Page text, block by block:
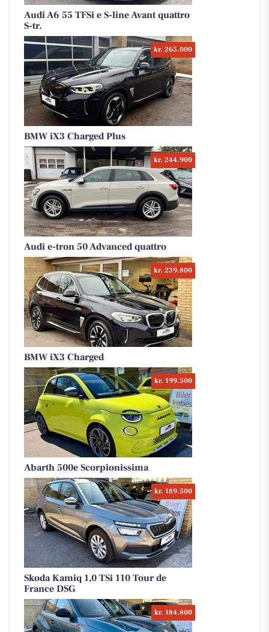
Audi A6 55 TFSi e S-line Avant quattro
S-tr.
kr. 265.000
BMW iX3 Charged Plus
kr. 244.900
Audi e-tron 50 Advanced quattro
kr. 239.800
BMW iX3 Charged
kr. 199.500
Abarth 500e Scorpionissima
kr. 189.500
Skoda Kamiq 1,0 TSi 110 Tour de
France DSG
kr. 184.800